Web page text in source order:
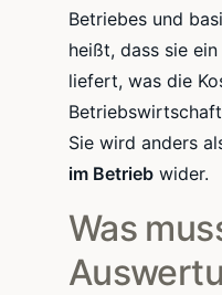
Betriebes und
heißt, dass sie
liefert, was die
Sie wird anders
im Betrieb wider.
Was